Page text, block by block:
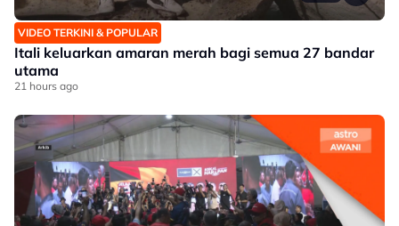
VIDEO TERKINI & POPULAR
Itali keluarkan amaran merah bagi semua 27 bandar
utama
21 hours ago